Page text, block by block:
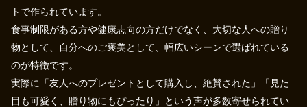
トで作られています。
食事制限がある方や健康志向の方だけでなく、大切な人への贈り
物として、自分へのご褒美として、幅広いシーンで選ばれている
のが特徴です。
実際に「友人へのプレゼントとして購入し、絶賛された」「見た
目も可愛く、贈り物にもぴったり」という声が多数寄せられてい